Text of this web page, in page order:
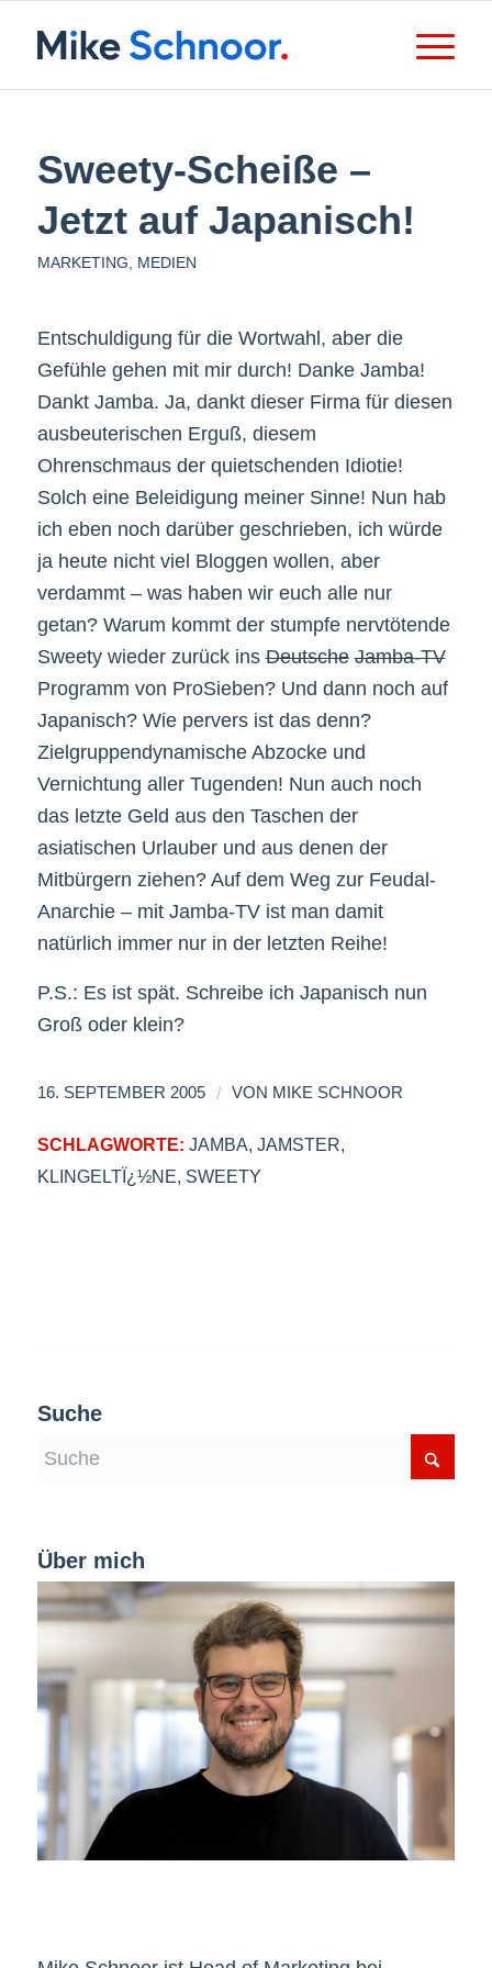
Sweety-Scheiße –
Jetzt auf Japanisch!
MARKETING MEDIEN
Entschuldigung für die Wortwahl, aber die
Gefühle gehen mit mir durch! Danke Jamba!
Dankt Jamba. Ja, dankt dieser Firma für diesen
ausbeuterischen Erguß, diesem
Ohrenschmaus der quietschenden Idiotie!
Solch eine Beleidigung meiner Sinne! Nun hab
ich eben noch darüber geschrieben, ich würde
ja heute nicht viel Bloggen wollen, aber
verdammt – was haben wir euch alle nur
getan? Warum kommt der stumpfe nervtötende
Sweety wieder zurück insDeutsche Jamba-TV
Programm von ProSieben? Und dann noch auf
Japanisch? Wie pervers ist das denn?
Zielgruppendynamische Abzocke und
Vernichtung aller Tugenden! Nun auch noch
das letzte Geld aus den Taschen der
asiatischen Urlauber und aus denen der
Mitbürgern ziehen? Auf dem Weg zur Feudal-
Anarchie – mit Jamba-TV ist man damit
natürlich immer nur in der letzten Reihe!
P.S.: Es ist spät. Schreibe ich Japanisch nun
Groß oder klein?
16. SEPTEMBER 2005 / VON MIKE SCHNOOR
SCHLAGWORTE: JAMBA, JAMSTER,
KLINGELTÏ¿½NE, SWEETY
Suche
Über mich